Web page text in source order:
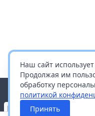
Наш сайт использует
Продолжая им
обработку
политикой
Принять